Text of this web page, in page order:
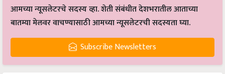
आमच्या न्यूसलेटरचे सदस्य व्हा. शेती संबंधीत देशभरातील आताच्या
बातम्या मेलवर वाचण्यासाठी आमच्या न्यूसलेटरची सदस्यता घ्या.
Subscribe Newsletters